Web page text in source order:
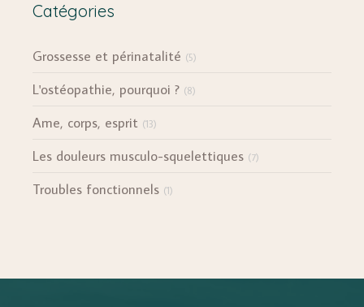
Catégories
Grossesse et périnatalité (5)
L'ostéopathie, pourquoi ? (8)
Ame, corps, esprit (13)
Les douleurs musculo-squelettiques (7)
Troubles fonctionnels (1)